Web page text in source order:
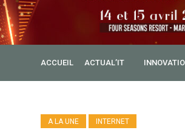
ACCUEIL ACTUAL’IT
A LA UNE INTERNET